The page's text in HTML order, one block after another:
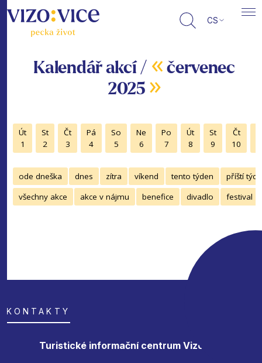
CS
Kalendář akcí / « červenec
2025 »
Út
1
St
2
Čt
3
Pá
4
So
5
Ne
6
Po
7
Út
8
St
9
Čt
10
ode dneška dnes zítra víkend tento týden
příští
všechny akce
akce v nájmu benefice divadlo festival
KONTAKTY
Turistické informační centrum Vizovice